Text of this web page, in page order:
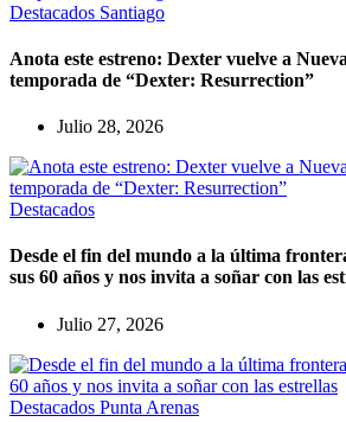
Destacados Santiago
Anota este estreno: Dexter vuelve a
temporada de “Dexter: Resurrection”
Julio 28, 2026
Destacados
Desde el fin del mundo a la última
sus 60 años y nos invita a soñar con las
Julio 27, 2026
Destacados Punta Arenas